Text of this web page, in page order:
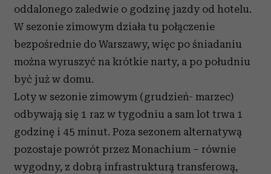
oddalonego zaledwie o godzinę jazdy od hotelu.
W sezonie zimowym działa tu połączenie
bezpośrednie do Warszawy, więc po śniadaniu
można wyruszyć na krótkie narty, a po południu
być już w domu.
Loty w sezonie zimowym (grudzień- marzec)
odbywają się 1 raz w tygodniu a sam lot trwa 1
godzinę i 45 minut. Poza sezonem alternatywą
pozostaje powrót przez Monachium – równie
wygodny, z dobrą infrastrukturą transferową,